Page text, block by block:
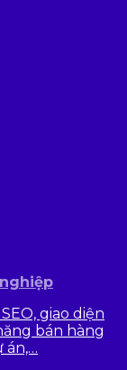
giao diện
bán hàng
án,…